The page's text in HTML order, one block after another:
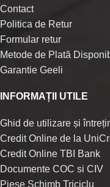
Contact
Politica de Retur
Formular retur
Metode de Plată
Garantie Geeli
INFORMAȚII UTILE
Ghid de utilizare și
Credit Online de la
Credit Online TBI Bank
Documente COC si CIV
Piese Schimb Triciclu